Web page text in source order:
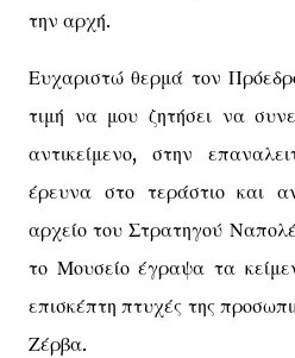
την αρχή.
Ευχαριστώ θερμά τον
τιμή να μου ζητήσει να
αντικείμενο, στην
έρευνα στο τεράστιο και
αρχείο του Στρατηγού
το Μουσείο έγραψα τα
επισκέπτη πτυχές της
Ζέρβα.